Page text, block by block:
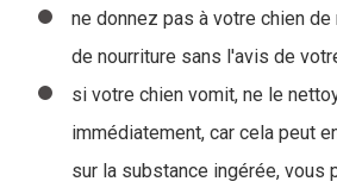
ne donnez pas à votre chien
de nourriture sans l'avis de
si votre chien vomit, ne le
immédiatement, car cela peut
sur la substance ingérée, vous